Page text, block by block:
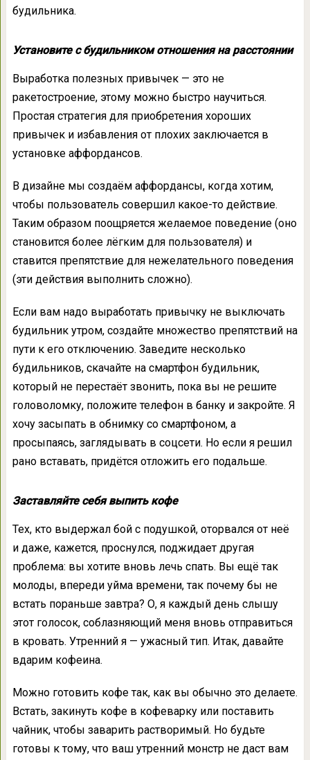
будильника.
Установите с будильником отношения на расстоянии
Выработка полезных привычек — это не
ракетостроение, этому можно быстро научиться.
Простая стратегия для приобретения хороших
привычек и избавления от плохих заключается в
установке аффордансов.
В дизайне мы создаём аффордансы, когда хотим,
чтобы пользователь совершил какое-то действие.
Таким образом поощряется желаемое поведение (оно
становится более лёгким для пользователя) и
ставится препятствие для нежелательного поведения
(эти действия выполнить сложно).
Если вам надо выработать привычку не выключать
будильник утром, создайте множество препятствий на
пути к его отключению. Заведите несколько
будильников, скачайте на смартфон будильник,
который не перестаёт звонить, пока вы не решите
головоломку, положите телефон в банку и закройте. Я
хочу засыпать в обнимку со смартфоном, а
просыпаясь, заглядывать в соцсети. Но если я решил
рано вставать, придётся отложить его подальше.
Заставляйте себя выпить кофе
Тех, кто выдержал бой с подушкой, оторвался от неё
и даже, кажется, проснулся, поджидает другая
проблема: вы хотите вновь лечь спать. Вы ещё так
молоды, впереди уйма времени, так почему бы не
встать пораньше завтра? О, я каждый день слышу
этот голосок, соблазняющий меня вновь отправиться
в кровать. Утренний я — ужасный тип. Итак, давайте
вдарим кофеина.
Можно готовить кофе так, как вы обычно это делаете.
Встать, закинуть кофе в кофеварку или поставить
чайник, чтобы заварить растворимый. Но будьте
готовы к тому, что ваш утренний монстр не даст вам